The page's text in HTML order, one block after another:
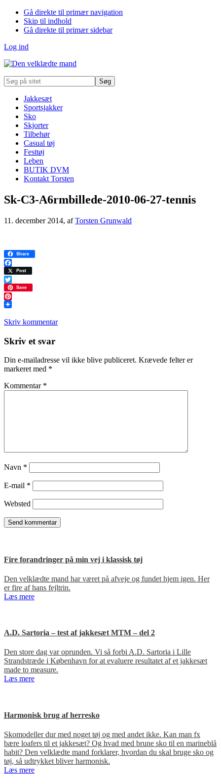
Gå direkte til primær navigation
Skip til indhold
Gå direkte til primær sidebar
Log ind
Søg
på
Jakkesæt
Sportsjakker
Sko
Skjorter
Tilbehør
Casual tøj
Festtøj
Leben
BUTIK DVM
Kontakt Torsten
Sk-C3-A6rmbillede-2010-06-27-tennis
11. december 2014, afTorsten Grunwald
Share
Facebook
Post
Twitter
Save
Pinterest
Skriv kommentar
Læserinteraktioner
Skriv et svar
Din e-mailadresse vil ikke blive publiceret. Krævede felter er
markeret med *
Kommentar *
Navn *
E-mail *
Websted
Fire forandringer på min vej i klassisk tøj
Den velklædte mand har været på afveje og fundet hjem igen. Her
er fire af hans fejltrin.
Læs mere
A.D. Sartoria – test af jakkesæt MTM – del 2
Den store dag var oprunden. Vi så forbi A.D. Sartoria i Lille
Strandstræde i København for at evaluere resultatet af et jakkesæt
made to measure.
Læs mere
Harmonisk brug af herresko
Skomodeller dur med noget tøj og med andet ikke. Kan man fx
bære loafers til et jakkesæt? Og hvad med brune sko til en marineblå
habit? Den velklædte mand forklarer, hvordan du skal bruge sko og
tøj, så udtrykket bliver harmonisk.
Læs mere